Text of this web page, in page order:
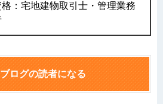
：宅地建物取引士・管理業務
ブログの読者になる